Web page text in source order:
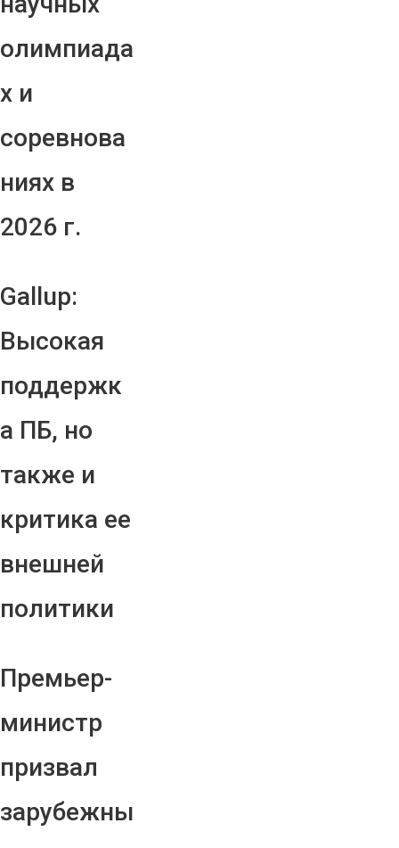
олимпиада
х и
соревнова
ниях в
2026 г.
Gallup:
Высокая
поддержк
а ПБ, но
также и
критика ее
внешней
политики
Премьер-
министр
призвал
зарубежны